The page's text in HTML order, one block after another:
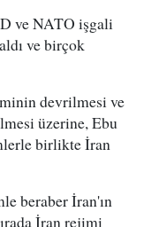
ve NATO işgali
ve birçok
devrilmesi ve
üzerine, Ebu
birlikte İran
beraber İran'ın
İran rejimi